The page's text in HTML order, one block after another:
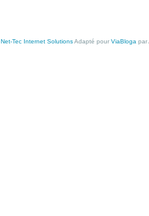
Net-Tec Internet SolutionsAdapté pour ViaBloga par